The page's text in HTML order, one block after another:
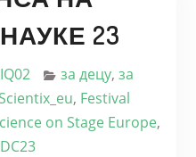
23
за децу, за
, Festival
on Stage Europe,